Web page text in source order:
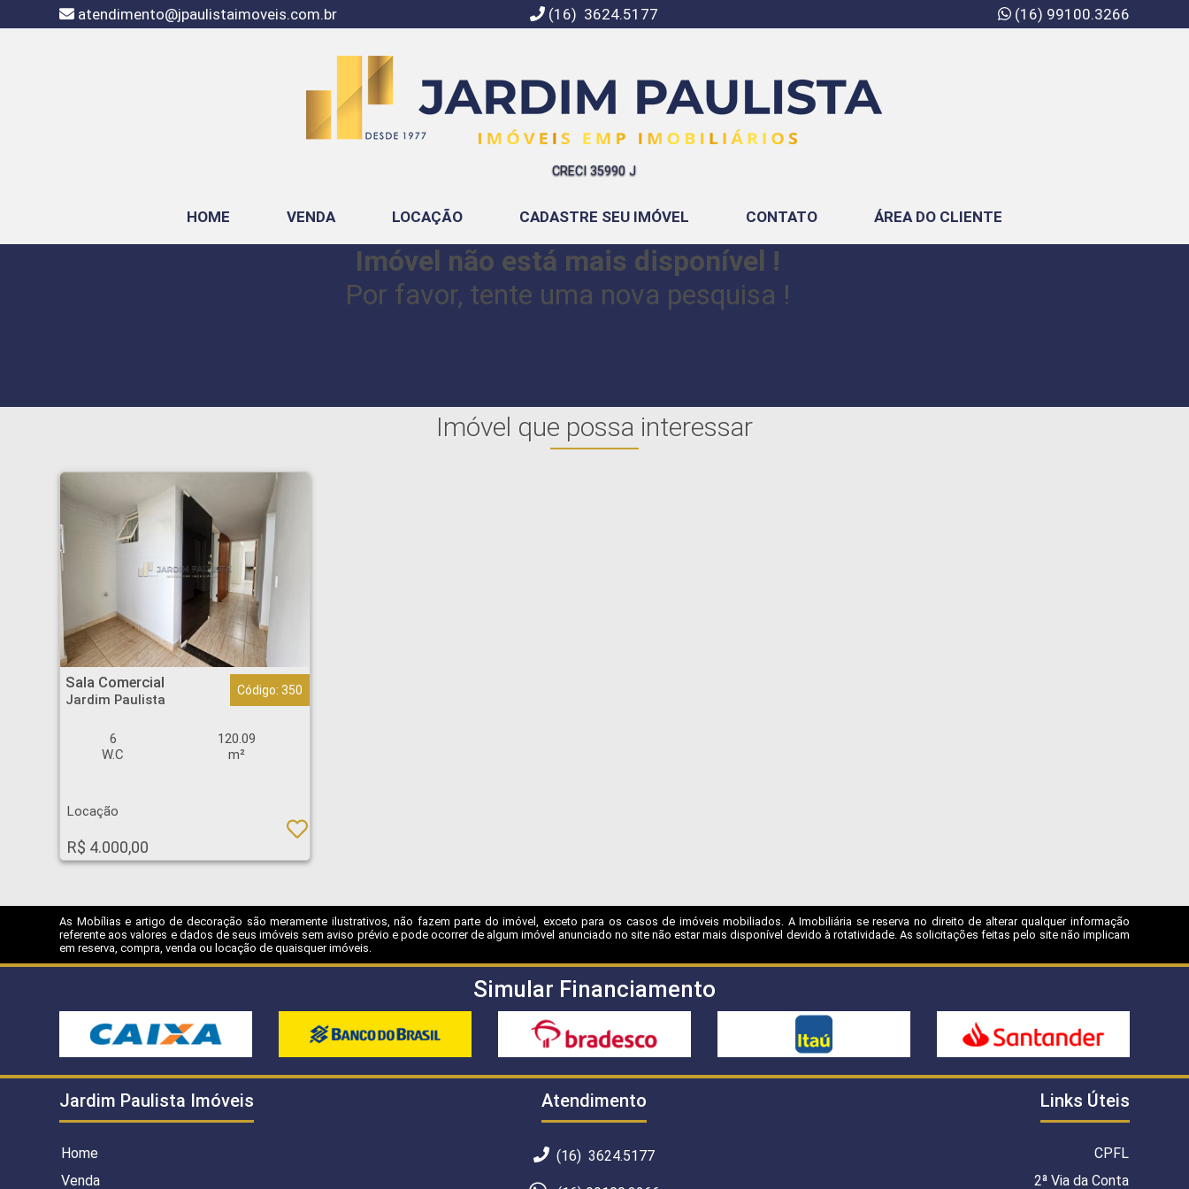
atendimento@jpaulistaimoveis.com.br (16) 3624.5177 (16) 99100.3266
CRECI 35990 J
HOME VENDA LOCAÇÃO CADASTRE SEU IMÓVEL CONTATO ÁREA DO CLIENTE
Imóvel não está mais disponível !
Por favor, tente uma nova pesquisa !
Imóvel que possa interessar
Sala Comercial - Jardim Paulista - Ribeirão Preto
Sala Comercial
Jardim Paulista
Código: 350
6
W.C
120.09
m²
Locação
R$ 4.000,00
As Mobílias e artigo de decoração são meramente ilustrativos, não fazem parte do imóvel, exceto para os casos de imóveis mobiliados. A Imobiliária se reserva no direito de alterar qualquer informação
referente aos valores e dados de seus imóveis sem aviso prévio e pode ocorrer de algum imóvel anunciado no site não estar mais disponível devido à rotatividade. As solicitações feitas pelo site não implicam
em reserva, compra, venda ou locação de quaisquer imóveis.
Simular Financiamento
Jardim Paulista Imóveis
Home
Venda
Atendimento
(16) 3624.5177
Links Úteis
CPFL
2ª Via da Conta